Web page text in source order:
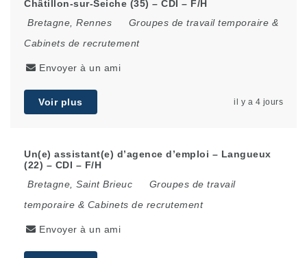
Châtillon-sur-Seiche (35) – CDI – F/H
Bretagne Rennes
Groupes de travail temporaire &
Cabinets de recrutement
Envoyer à un ami
Voir plus il y a 4 jours
Un(e) assistant(e) d’agence d’emploi – Langueux
(22) – CDI – F/H
Bretagne Saint Brieuc
Groupes de travail
temporaire & Cabinets de recrutement
Envoyer à un ami